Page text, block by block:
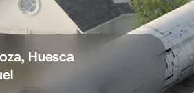
Huesca